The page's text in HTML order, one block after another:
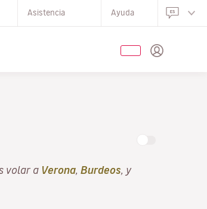
Asistencia Ayuda
volar a Verona Burdeos , y